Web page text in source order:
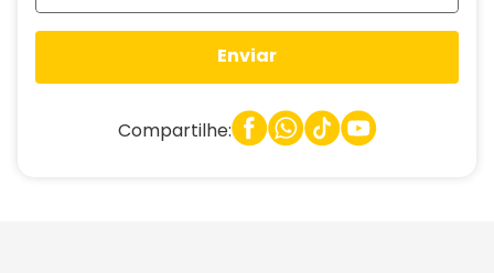
Enviar
Compartilhe: